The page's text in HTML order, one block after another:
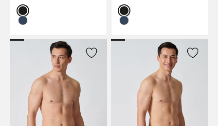
Color: Color: